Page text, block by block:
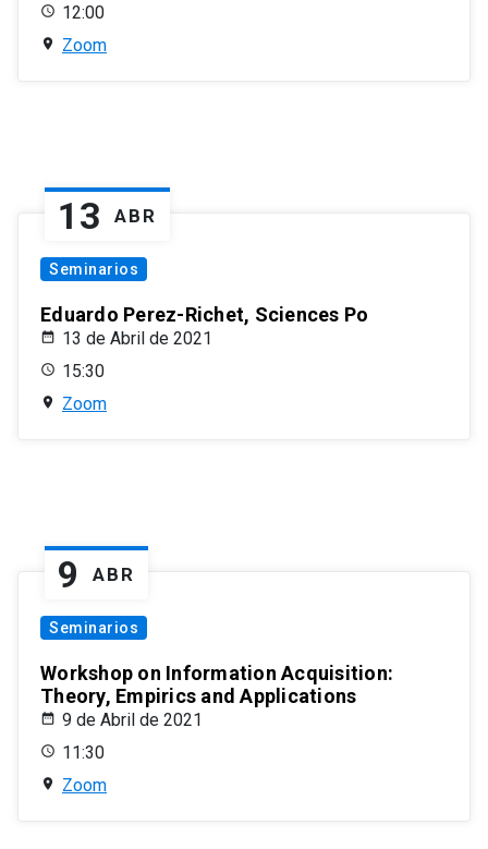
12:00
Zoom
13 ABR
Seminarios
Eduardo Perez-Richet, Sciences Po
13 de Abril de 2021
15:30
Zoom
9 ABR
Seminarios
Workshop on Information Acquisition:
Theory, Empirics and Applications
9 de Abril de 2021
11:30
Zoom